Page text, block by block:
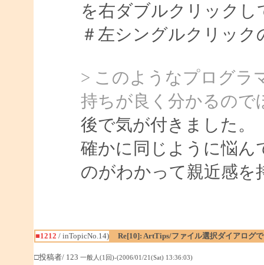
を右ダブルクリックし
＃左シングルクリッ
> このようなプログラ
持ちが良く分かるので
後で気が付きました。
確かに同じように悩
のがわかって親近感を
■1212 / inTopicNo.14) Re[10]: ArtTips/ファイル選択ダイアログ
□投稿者/ 123 一般人(1回)-(2006/01/21(Sat) 13:36:03)